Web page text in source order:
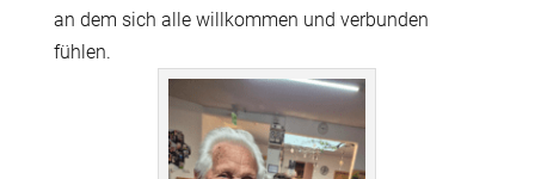
an dem sich alle willkommen und verbunden
fühlen.